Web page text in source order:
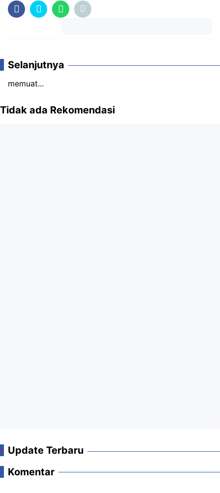
Selanjutnya
memuat...
Tidak ada Rekomendasi
Update Terbaru
Komentar